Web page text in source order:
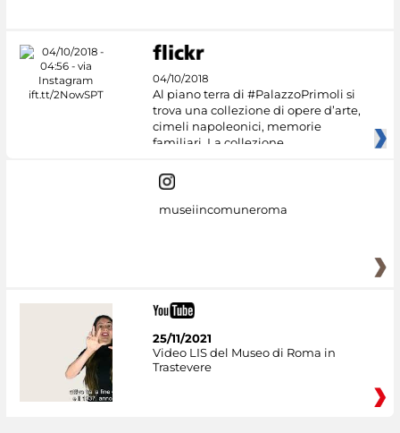
04/10/2018
Al piano terra di #PalazzoPrimoli si
trova una collezione di opere d’arte,
cimeli napoleonici, memorie
familiari. La collezione
museiincomuneroma
25/11/2021
Video LIS del Museo di Roma in
Trastevere